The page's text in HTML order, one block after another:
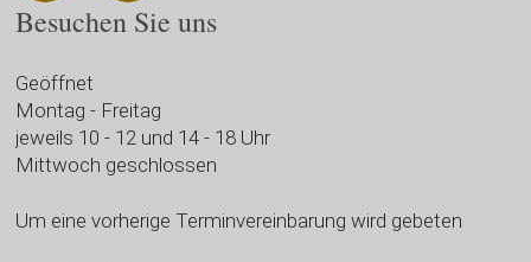
Besuchen Sie uns
Geöffnet
Montag - Freitag
jeweils 10 - 12 und 14 - 18 Uhr
Mittwoch geschlossen
Um eine vorherige Terminvereinbarung wird gebeten